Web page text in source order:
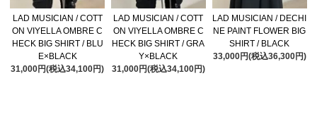
LAD MUSICIAN / COTT
ON VIYELLA OMBRE C
HECK BIG SHIRT / BLU
E×BLACK
31,000円(税込34,100円)
LAD MUSICIAN / COTT
ON VIYELLA OMBRE C
HECK BIG SHIRT / GRA
Y×BLACK
31,000円(税込34,100円)
LAD MUSICIAN / DECHI
NE PAINT FLOWER BIG
SHIRT / BLACK
33,000円(税込36,300円)